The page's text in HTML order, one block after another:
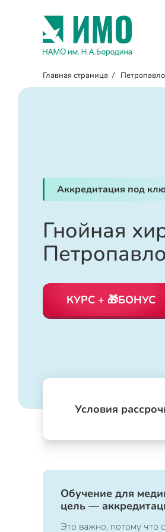
Главная страница /
Аккредитация под
Гнойная
КУРС + 🎁БОНУС
Условия
Обучение для
цель —
Это важно, потому что